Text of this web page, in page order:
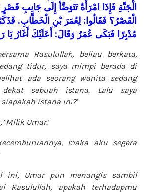
الْجَنَّةِ فَإِذَا امْرَأَةٌ تَتَوَضَّأُ إِلَى جَانِبِ قَصْرٍ
الْقَصْرُ؟ فَقَالُوا: لِعُمَرَ بْنِ الْخَطَّابِ.
مُدْبِرًا فَبَكَى عُمَرُ وَقَالَ: أَعَلَيْكَ أَغَارُ يَا
Rasulullah, beliau berkata,
tidur, saya mimpi berada di
ada seorang wanita sedang
sebuah istana. Lalu saya
istana ini?’
‘Milik Umar.’
maka aku segera
ini, Umar pun menangis sambil
Rasulullah, apakah terhadapmu